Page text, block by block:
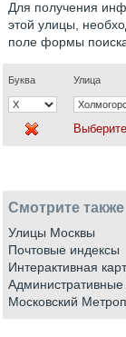
Для получения
этой улицы,
поле формы
Буква Улица
Смотрите также
Улицы Москвы
Почтовые индексы
Интерактивная
Московский